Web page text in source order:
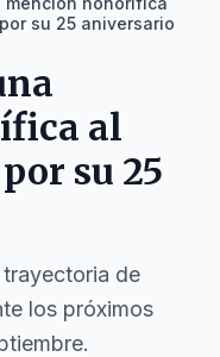
su 25 aniversario
al
su 25
de
los próximos